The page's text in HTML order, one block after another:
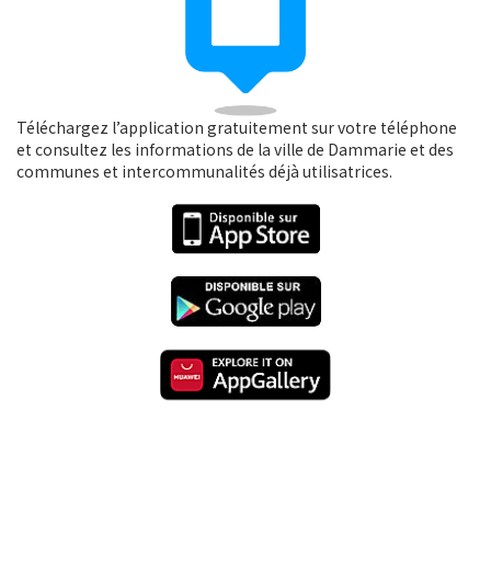
Téléchargez l’application gratuitement sur votre téléphone
et consultez les informations de la ville de Dammarie et des
communes et intercommunalités déjà utilisatrices.